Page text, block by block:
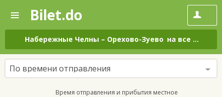
—
Поиск
и
покупка
билетов
на
автобус
онлайн
Bilet.do
Набережные Челны – Орехово-Зуево на все дни
По времени отправления
Время отправления и прибытия местное